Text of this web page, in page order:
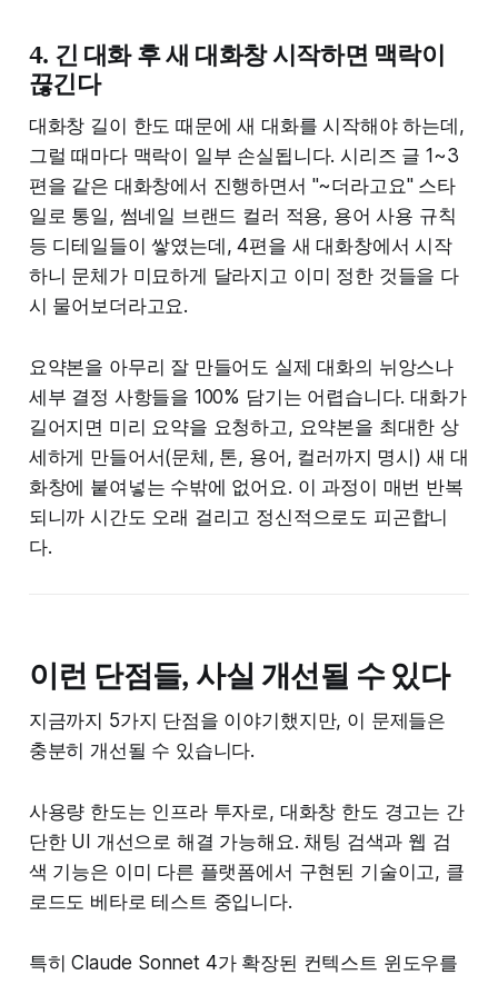
4. 긴 대화 후 새 대화창 시작하면 맥락이
끊긴다
대화창 길이 한도 때문에 새 대화를 시작해야 하는데,
그럴 때마다 맥락이 일부 손실됩니다. 시리즈 글 1~3
편을 같은 대화창에서 진행하면서 "~더라고요" 스타
일로 통일, 썸네일 브랜드 컬러 적용, 용어 사용 규칙
등 디테일들이 쌓였는데, 4편을 새 대화창에서 시작
하니 문체가 미묘하게 달라지고 이미 정한 것들을 다
시 물어보더라고요.
요약본을 아무리 잘 만들어도 실제 대화의 뉘앙스나
세부 결정 사항들을 100% 담기는 어렵습니다. 대화가
길어지면 미리 요약을 요청하고, 요약본을 최대한 상
세하게 만들어서(문체, 톤, 용어, 컬러까지 명시) 새 대
화창에 붙여넣는 수밖에 없어요. 이 과정이 매번 반복
되니까 시간도 오래 걸리고 정신적으로도 피곤합니
다.
이런 단점들, 사실 개선될 수 있다
지금까지 5가지 단점을 이야기했지만, 이 문제들은
충분히 개선될 수 있습니다.
사용량 한도는 인프라 투자로, 대화창 한도 경고는 간
단한 UI 개선으로 해결 가능해요. 채팅 검색과 웹 검
색 기능은 이미 다른 플랫폼에서 구현된 기술이고, 클
로드도 베타로 테스트 중입니다.
특히 Claude Sonnet 4가 확장된 컨텍스트 윈도우를